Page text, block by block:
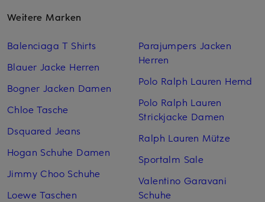
Weitere Marken
Balenciaga T Shirts
Blauer Jacke Herren
Bogner Jacken Damen
Chloe Tasche
Dsquared Jeans
Hogan Schuhe Damen
Jimmy Choo Schuhe
Loewe Taschen
Parajumpers Jacken
Herren
Polo Ralph Lauren Hemd
Polo Ralph Lauren
Strickjacke Damen
Ralph Lauren Mütze
Sportalm Sale
Valentino Garavani
Schuhe